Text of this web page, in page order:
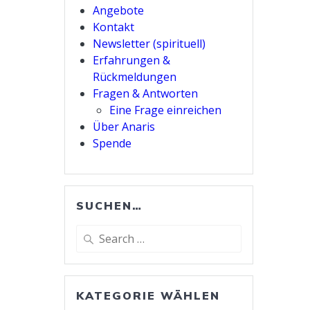
Angebote
Kontakt
Newsletter (spirituell)
Erfahrungen &
Rückmeldungen
Fragen & Antworten
Eine Frage einreichen
Über Anaris
Spende
SUCHEN…
Search
KATEGORIE WÄHLEN